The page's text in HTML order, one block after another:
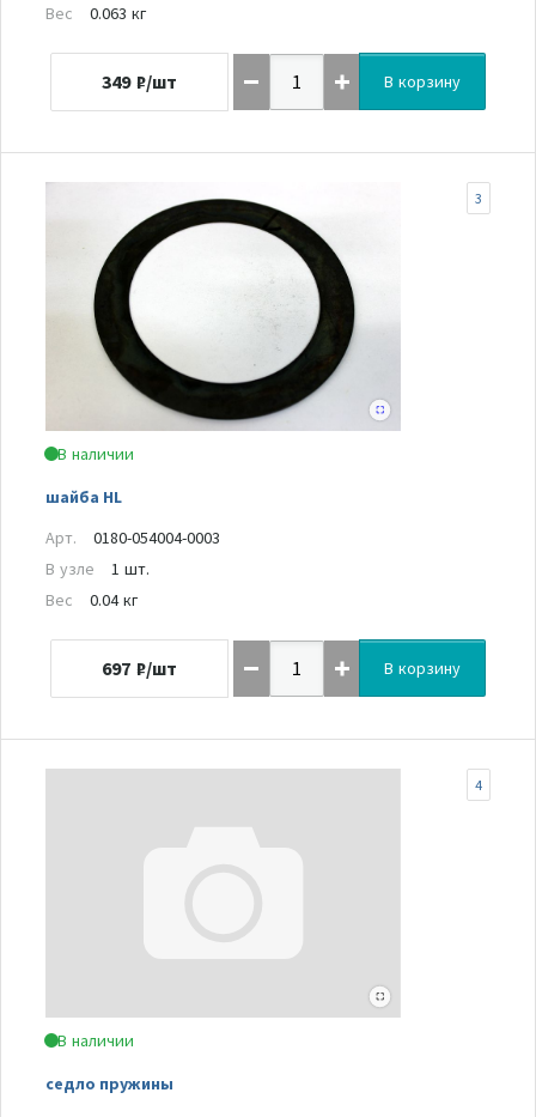
Вес
0.063 кг
349 ₽/шт В корзину
В наличии
шайба HL
3
Арт.
0180-054004-0003
В узле
1 шт.
Вес
0.04 кг
697 ₽/шт В корзину
В наличии
седло пружины
4